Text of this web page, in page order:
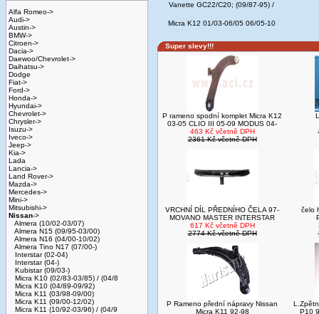
Alfa Romeo->
Audi->
Austin->
BMW->
Citroen->
Dacia->
Daewoo/Chevrolet->
Daihatsu->
Dodge
Fiat->
Ford->
Honda->
Hyundai->
Chevrolet->
Chrysler->
Isuzu->
Iveco->
Jeep->
Kia->
Lada
Lancia->
Land Rover->
Mazda->
Mercedes->
Mini->
Mitsubishi->
Nissan->
Almera (10/02-03/07)
Almera N15 (09/95-03/00)
Almera N16 (04/00-10/02)
Almera Tino N17 (07/00-)
Interstar (02-04)
Interstar (04-)
Kubistar (09/03-)
Micra K10 (02/83-03/85) / (04/8
Micra K10 (04/89-09/92)
Micra K11 (03/98-09/00)
Micra K11 (09/00-12/02)
Micra K11 (10/92-03/96) / (04/9
Vanette GC22/C20; (09/87-95) /
Micra K12 01/03-06/05 06/05-10
Super slevy!!!
P rameno spodní komplet Micra K12
03-05 CLIO III 05-09 MODUS 04-
463 Kč včetně DPH
2361 Kč včetně DPH
VRCHNÍ DÍL PŘEDNÍHO ČELA 97-
MOVANO MASTER INTERSTAR
617 Kč včetně DPH
2774 Kč včetně DPH
čelo
P Rameno přední nápravy Nissan
Micra K11 92-98
P10